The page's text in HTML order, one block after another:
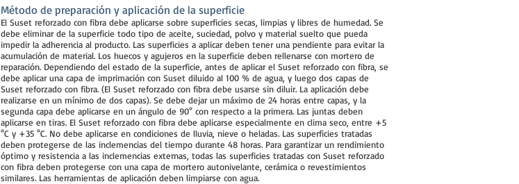
Método de preparación y aplicación de la superficie
El Suset reforzado con fibra debe aplicarse sobre superficies secas, limpias y libres de humedad. Se
debe eliminar de la superficie todo tipo de aceite, suciedad, polvo y material suelto que pueda
impedir la adherencia al producto. Las superficies a aplicar deben tener una pendiente para evitar la
acumulación de material. Los huecos y agujeros en la superficie deben rellenarse con mortero de
reparación. Dependiendo del estado de la superficie, antes de aplicar el Suset reforzado con fibra, se
debe aplicar una capa de imprimación con Suset diluido al 100 % de agua, y luego dos capas de
Suset reforzado con fibra. (El Suset reforzado con fibra debe usarse sin diluir. La aplicación debe
realizarse en un mínimo de dos capas). Se debe dejar un máximo de 24 horas entre capas, y la
segunda capa debe aplicarse en un ángulo de 90° con respecto a la primera. Las juntas deben
aplicarse en tiras. El Suset reforzado con fibra debe aplicarse especialmente en clima seco, entre +5
°C y +35 °C. No debe aplicarse en condiciones de lluvia, nieve o heladas. Las superficies tratadas
deben protegerse de las inclemencias del tiempo durante 48 horas. Para garantizar un rendimiento
óptimo y resistencia a las inclemencias externas, todas las superficies tratadas con Suset reforzado
con fibra deben protegerse con una capa de mortero autonivelante, cerámica o revestimientos
similares. Las herramientas de aplicación deben limpiarse con agua.